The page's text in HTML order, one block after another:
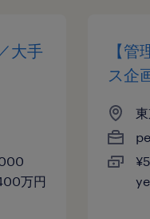
大手
万円
【
ス企